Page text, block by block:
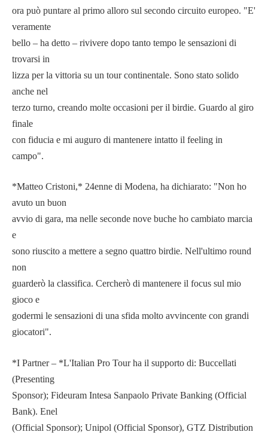
ora può puntare al primo alloro sul secondo circuito europeo. "E'
veramente
bello – ha detto – rivivere dopo tanto tempo le sensazioni di
trovarsi in
lizza per la vittoria su un tour continentale. Sono stato solido
anche nel
terzo turno, creando molte occasioni per il birdie. Guardo al giro
finale
con fiducia e mi auguro di mantenere intatto il feeling in
campo".
*Matteo Cristoni,* 24enne di Modena, ha dichiarato: "Non ho
avuto un buon
avvio di gara, ma nelle seconde nove buche ho cambiato marcia
e
sono riuscito a mettere a segno quattro birdie. Nell'ultimo round
non
guarderò la classifica. Cercherò di mantenere il focus sul mio
gioco e
godermi le sensazioni di una sfida molto avvincente con grandi
giocatori".
*I Partner – *L'Italian Pro Tour ha il supporto di: Buccellati
(Presenting
Sponsor); Fideuram Intesa Sanpaolo Private Banking (Official
Bank). Enel
(Official Sponsor); Unipol (Official Sponsor), GTZ Distribution